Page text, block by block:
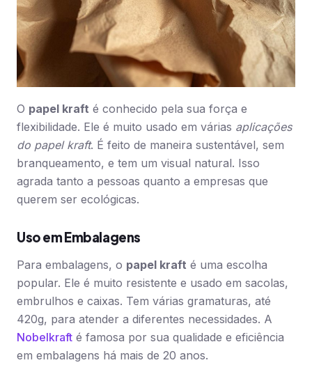
O papel kraft é conhecido pela sua força e
flexibilidade. Ele é muito usado em várias aplicações
do papel kraft. É feito de maneira sustentável, sem
branqueamento, e tem um visual natural. Isso
agrada tanto a pessoas quanto a empresas que
querem ser ecológicas.
Uso em Embalagens
Para embalagens, o papel kraft é uma escolha
popular. Ele é muito resistente e usado em sacolas,
embrulhos e caixas. Tem várias gramaturas, até
420g, para atender a diferentes necessidades. A
Nobelkraft é famosa por sua qualidade e eficiência
em embalagens há mais de 20 anos.